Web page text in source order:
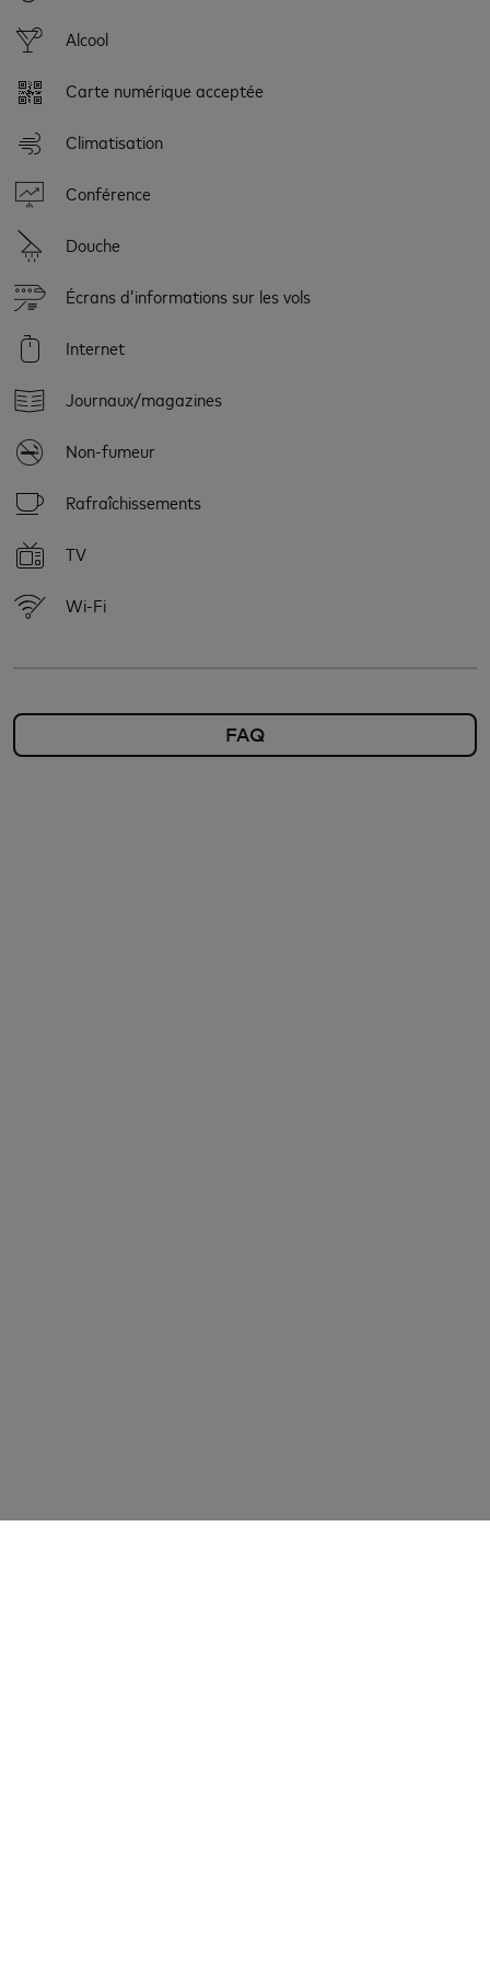
Alcool
Carte numérique acceptée
Climatisation
Conférence
Douche
Écrans d’informations sur les vols
Internet
Journaux/magazines
Non-fumeur
Rafraîchissements
TV
Wi-Fi
FAQ